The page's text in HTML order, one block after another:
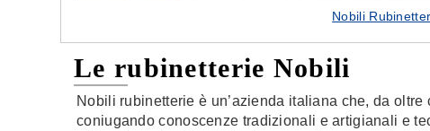
Nobili
Le rubinetterie Nobili
Nobili rubinetterie è un’azienda italiana che, da
coniugando conoscenze tradizionali e artigianali e